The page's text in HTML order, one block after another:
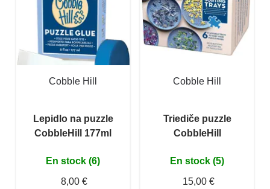
Cobble Hill
Lepidlo na puzzle
CobbleHill 177ml
En stock (6)
8,00 €
Cobble Hill
Triediče puzzle
CobbleHill
En stock (5)
15,00 €